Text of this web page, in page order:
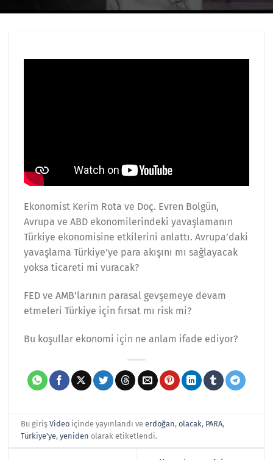
Ekonomist Kerim Rota ve Doç. Evren Bolgün,
Avrupa ve ABD ekonomilerindeki yavaşlamanın
Türkiye ekonomisine etkilerini anlattı. Avrupa’daki
yavaşlama Türkiye’ye para akışını mı sağlayacak
yoksa ticareti mi vuracak?
FED ve AMB’larının parasal gevşemeye devam
etmeleri Türkiye için fırsat mı risk mi?
Bu koşullar ekonomi için ne anlam ifade ediyor?
Bu girişVideo içinde yayınlandı veerdoğan,olacak, PARA,
Türkiye'ye,yeniden olarak etiketlendi.